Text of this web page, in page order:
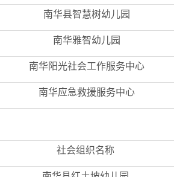
南华县智慧树幼儿园
南华雅智幼儿园
南华阳光社会工作服务中心
南华应急救援服务中心
社会组织名称